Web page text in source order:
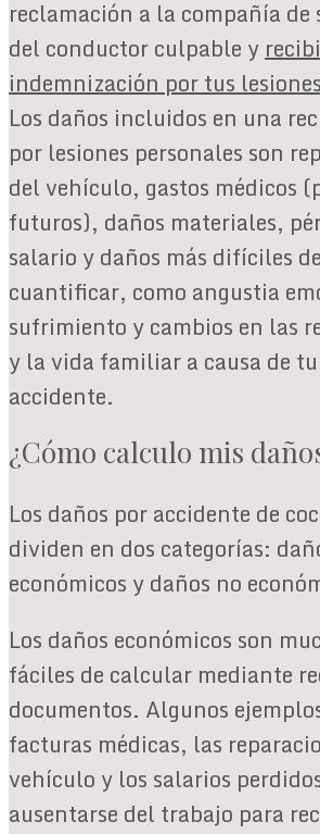
reclamación a la compañía de
del conductor culpable y
indemnización por tus
Los daños incluidos en una
por lesiones personales son
del vehículo, gastos médicos
futuros), daños materiales,
salario y daños más difíciles de
cuantificar, como angustia
sufrimiento y cambios en las
y la vida familiar a causa de tu
accidente.
¿Cómo calculo mis
Los daños por accidente de
dividen en dos categorías:
económicos y daños no
Los daños económicos son
fáciles de calcular mediante
documentos. Algunos
facturas médicas, las
vehículo y los salarios
ausentarse del trabajo para